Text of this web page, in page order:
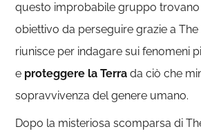
questo improbabile gruppo
obiettivo da perseguire grazie a The
riunisce per indagare sui fenomeni
e proteggere la Terra da ciò che
sopravvivenza del genere umano.
Dopo la misteriosa scomparsa di